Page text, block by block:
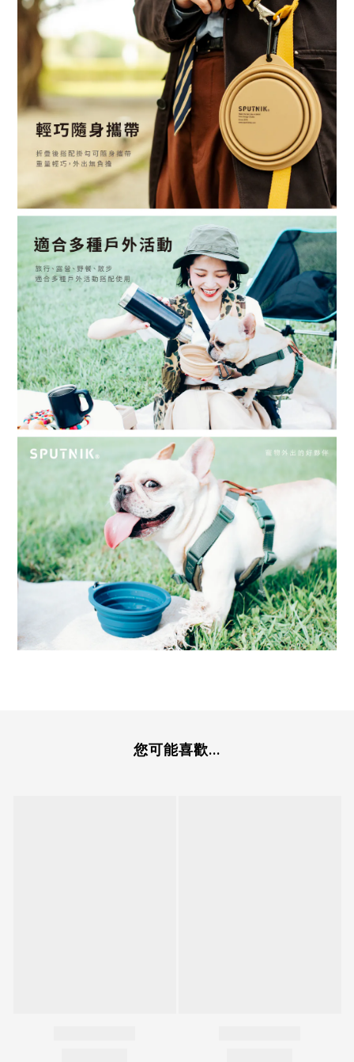
您可能喜歡...